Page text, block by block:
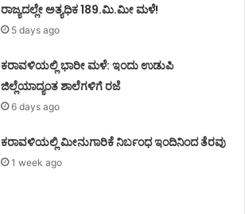
ರಾಜ್ಯದಲ್ಲೇ ಅತ್ಯಧಿಕ 189.ಮಿ.ಮೀ ಮಳೆ!
5 days ago
ಕರಾವಳಿಯಲ್ಲಿ ಭಾರೀ ಮಳೆ: ಇಂದು ಉಡುಪಿ
ಜಿಲ್ಲೆಯಾದ್ಯಂತ ಶಾಲೆಗಳಿಗೆ ರಜೆ
6 days ago
ಕರಾವಳಿಯಲ್ಲಿ ಮೀನುಗಾರಿಕೆ ನಿರ್ಬಂಧ ಇಂದಿನಿಂದ ತೆರವು
1 week ago